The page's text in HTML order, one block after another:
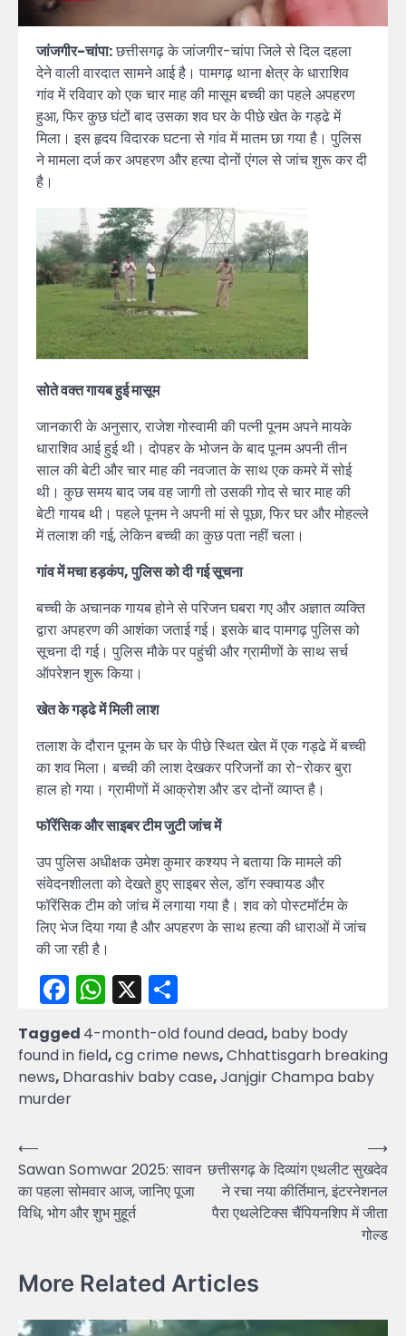
जांजगीर-चांपा:छत्तीसगढ़ के जांजगीर-चांपा जिले से दिल दहला
देने वाली वारदात सामने आई है। पामगढ़ थाना क्षेत्र के धाराशिव
गांव में रविवार को एक चार माह की मासूम बच्ची का पहले अपहरण
हुआ, फिर कुछ घंटों बाद उसका शव घर के पीछे खेत के गड्ढे में
मिला। इस हृदय विदारक घटना से गांव में मातम छा गया है। पुलिस
ने मामला दर्ज कर अपहरण और हत्या दोनों एंगल से जांच शुरू कर दी
है।
सोते वक्त गायब हुई मासूम
जानकारी के अनुसार, राजेश गोस्वामी की पत्नी पूनम अपने मायके
धाराशिव आई हुई थी। दोपहर के भोजन के बाद पूनम अपनी तीन
साल की बेटी और चार माह की नवजात के साथ एक कमरे में सोई
थी। कुछ समय बाद जब वह जागी तो उसकी गोद से चार माह की
बेटी गायब थी। पहले पूनम ने अपनी मां से पूछा, फिर घर और मोहल्ले
में तलाश की गई, लेकिन बच्ची का कुछ पता नहीं चला।
गांव में मचा हड़कंप, पुलिस को दी गई सूचना
बच्ची के अचानक गायब होने से परिजन घबरा गए और अज्ञात व्यक्ति
द्वारा अपहरण की आशंका जताई गई। इसके बाद पामगढ़ पुलिस को
सूचना दी गई। पुलिस मौके पर पहुंची और ग्रामीणों के साथ सर्च
ऑपरेशन शुरू किया।
खेत के गड्ढे में मिली लाश
तलाश के दौरान पूनम के घर के पीछे स्थित खेत में एक गड्ढे में बच्ची
का शव मिला। बच्ची की लाश देखकर परिजनों का रो-रोकर बुरा
हाल हो गया। ग्रामीणों में आक्रोश और डर दोनों व्याप्त है।
फॉरेंसिक और साइबर टीम जुटी जांच में
उप पुलिस अधीक्षक उमेश कुमार कश्यप ने बताया कि मामले की
संवेदनशीलता को देखते हुए साइबर सेल, डॉग स्क्वायड और
फॉरेंसिक टीम को जांच में लगाया गया है। शव को पोस्टमॉर्टम के
लिए भेज दिया गया है और अपहरण के साथ हत्या की धाराओं में जांच
की जा रही है।
Facebook
WhatsApp
X
Tagged 4-month-old found dead, baby body
found in field,cg crime news,Chhattisgarh breaking
news, Dharashiv baby case,Janjgir Champa baby
murder
Post
navigation
⟵
Sawan Somwar 2025: सावन
का पहला सोमवार आज, जानिए पूजा
विधि, भोग और शुभ मुहूर्त
छत्तीसगढ़ के दिव्यांग एथलीट सुखदेव
ने रचा नया कीर्तिमान, इंटरनेशनल
पैरा एथलेटिक्स चैंपियनशिप में जीता
गोल्ड
⟶
More Related Articles